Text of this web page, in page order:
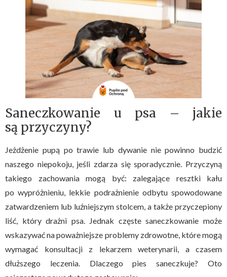
Saneczkowanie u psa – jakie
są przyczyny?
Jeżdżenie pupą po trawie lub dywanie nie powinno budzić
naszego niepokoju, jeśli zdarza się sporadycznie. Przyczyną
takiego zachowania mogą być: zalegające resztki kału
po wypróżnieniu, lekkie podrażnienie odbytu spowodowane
zatwardzeniem lub luźniejszym stolcem, a także przyczepiony
liść, który drażni psa. Jednak częste saneczkowanie może
wskazywać na poważniejsze problemy zdrowotne, które mogą
wymagać konsultacji z lekarzem weterynarii, a czasem
dłuższego leczenia. Dlaczego pies saneczkuje? Oto